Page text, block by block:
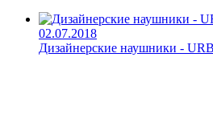
02.07.2018
Дизайнерские наушники -